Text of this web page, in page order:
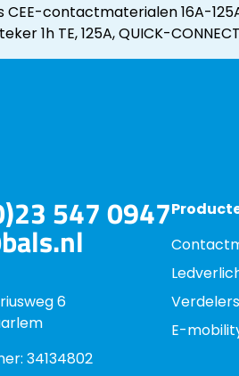
CEE-contactmaterialen 16A-
1h TE, 125A, QUICK-
547 0947
6
34134802
E-